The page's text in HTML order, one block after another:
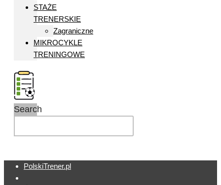
STAŻE
TRENERSKIE
Zagraniczne
MIKROCYKLE
TRENINGOWE
Search
PolskiTrener.pl